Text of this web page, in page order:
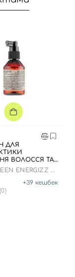
ДЛЯ
ВОЛОССЯ ТА
100 МЛ
ENERGIZZ +
+39 кешбек
(0)
ви